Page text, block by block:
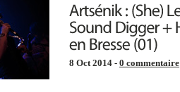
8 Oct 2014 - 0 commentaire